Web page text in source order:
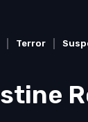
Terror